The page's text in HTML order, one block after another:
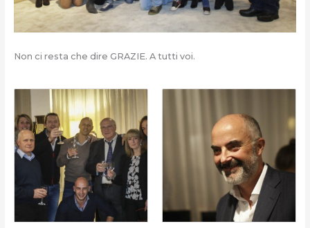
Non ci resta che dire GRAZIE. A tutti voi.